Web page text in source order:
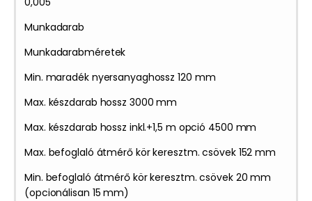
Munkadarab
Munkadarabméretek
Min. maradék nyersanyaghossz 120 mm
Max. készdarab hossz 3000 mm
Max. készdarab hossz inkl.+1,5 m opció 4500 mm
Max. befoglaló átmérő kör keresztm. csövek 152 mm
Min. befoglaló átmérő kör keresztm. csövek 20 mm
(opcionálisan 15 mm)